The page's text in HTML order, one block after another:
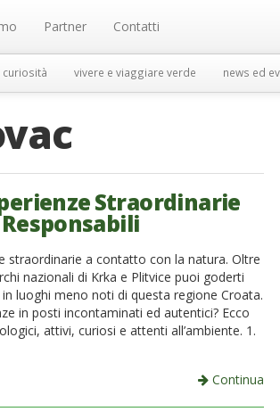
Partner Contatti
curiosità vivere e viaggiare verde news ed
Straordinarie
straordinarie a contatto con la natura. Oltre
nazionali di Krka e Plitvice puoi goderti
luoghi meno noti di questa regione Croata.
in posti incontaminati ed autentici? Ecco
attivi, curiosi e attenti all’ambiente. 1.
Continua